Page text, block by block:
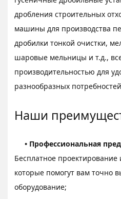
дробления строительных
машины для производства
дробилки тонкой очистки,
шаровые мельницы и т.д.,
производительностью для
разнообразных
Наши
• Профессиональная
Бесплатное
которые помогут вам точно
оборудование;